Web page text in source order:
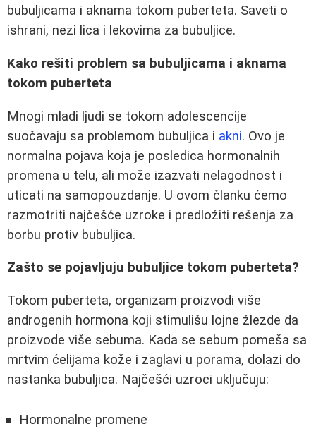
bubuljicama i aknama tokom puberteta. Saveti o
ishrani, nezi lica i lekovima za bubuljice.
Kako rešiti problem sa bubuljicama i aknama
tokom puberteta
Mnogi mladi ljudi se tokom adolescencije
suočavaju sa problemom bubuljica i akni. Ovo je
normalna pojava koja je posledica hormonalnih
promena u telu, ali može izazvati nelagodnost i
uticati na samopouzdanje. U ovom članku ćemo
razmotriti najčešće uzroke i predložiti rešenja za
borbu protiv bubuljica.
Zašto se pojavljuju bubuljice tokom puberteta?
Tokom puberteta, organizam proizvodi više
androgenih hormona koji stimulišu lojne žlezde da
proizvode više sebuma. Kada se sebum pomeša sa
mrtvim ćelijama kože i zaglavi u porama, dolazi do
nastanka bubuljica. Najčešći uzroci uključuju:
Hormonalne promene